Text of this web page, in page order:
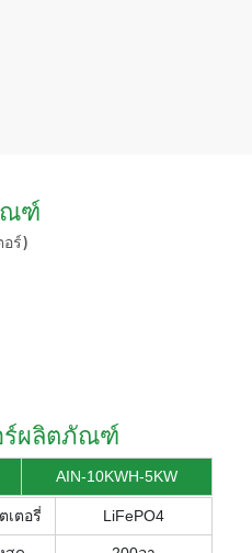
ณฑ์
อร์)
ร์ผลิตภัณฑ์
AIN-10KWH-5KW
เตอรี่ LiFePO4